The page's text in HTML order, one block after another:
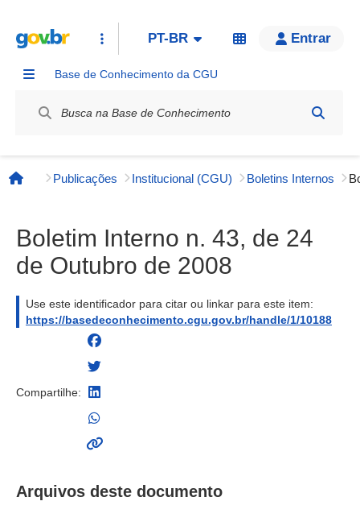
PT-BR Entrar
Base de Conhecimento da CGU
Página inicial
Publicações Institucional (CGU) Boletins Internos
Boletim Interno n. 43, de 24
de Outubro de 2008
Use este identificador para citar ou linkar para este item:
https://basedeconhecimento.cgu.gov.br/handle/1/10188
Compartilhe:
Arquivos deste documento